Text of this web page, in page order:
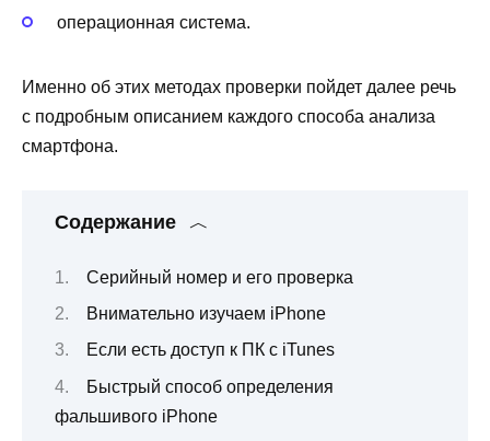
операционная система.
Именно об этих методах проверки пойдет далее речь
с подробным описанием каждого способа анализа
смартфона.
Содержание
Серийный номер и его проверка
Внимательно изучаем iPhone
Если есть доступ к ПК с iTunes
Быстрый способ определения
фальшивого iPhone